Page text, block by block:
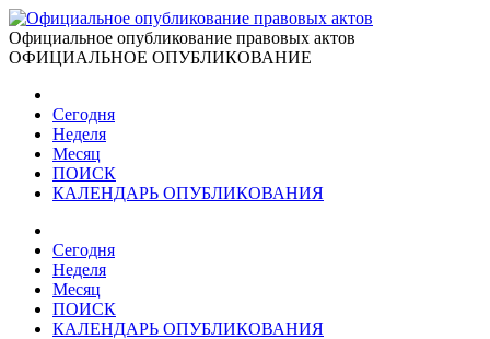
Официальное опубликование правовых актов
ОФИЦИАЛЬНОЕ ОПУБЛИКОВАНИЕ
Сегодня
Неделя
Месяц
ПОИСК
КАЛЕНДАРЬ ОПУБЛИКОВАНИЯ
Сегодня
Неделя
Месяц
ПОИСК
КАЛЕНДАРЬ ОПУБЛИКОВАНИЯ